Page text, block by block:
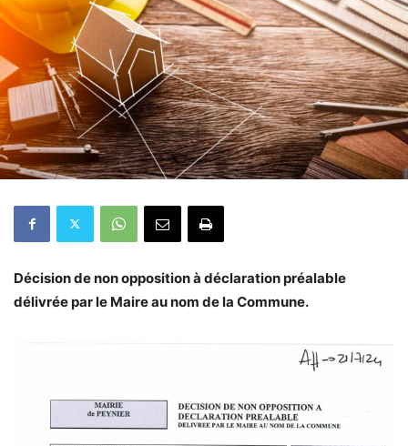
Décision de non opposition à déclaration préalable
délivrée par le Maire au nom de la Commune.